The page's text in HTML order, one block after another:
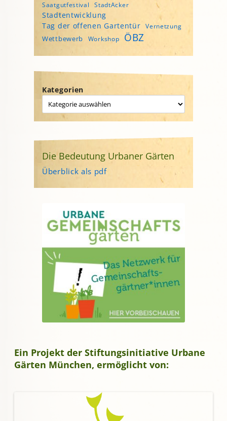
Saatgutfestival StadtAcker
Stadtentwicklung
Tag der offenen Gartentür
Vernetzung
Wettbewerb Workshop ÖBZ
Kategorien
Die Bedeutung Urbaner Gärten
Überblick als pdf
Ein Projekt der Stiftungsinitiative Urbane
Gärten München, ermöglicht von: